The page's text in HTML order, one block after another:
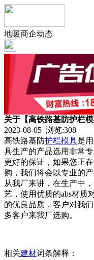
地暖商企动态
关于【高铁路基防护栏
2023-08-05 浏览:308
高铁路基防护栏模具是
具生产的产品选用非常
更好的保证，如果您正
购，我们将会以专业的
从我厂来讲，在生产中
艺，使用优质的abs材质
的优良品质，客户对我
多客户来我厂选购。
相关建材词条解释：